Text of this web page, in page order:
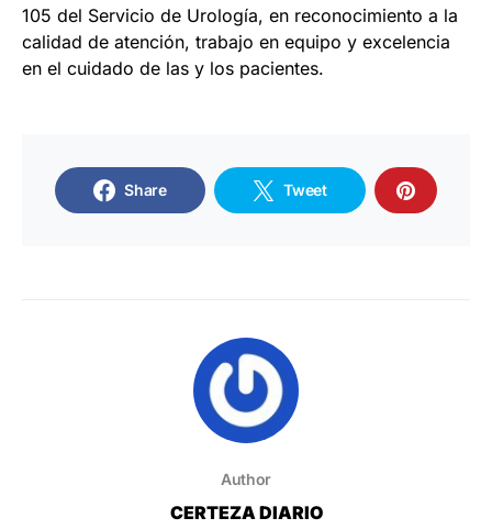
105 del Servicio de Urología, en reconocimiento a la
calidad de atención, trabajo en equipo y excelencia
en el cuidado de las y los pacientes.
Share Tweet
Author
CERTEZA DIARIO